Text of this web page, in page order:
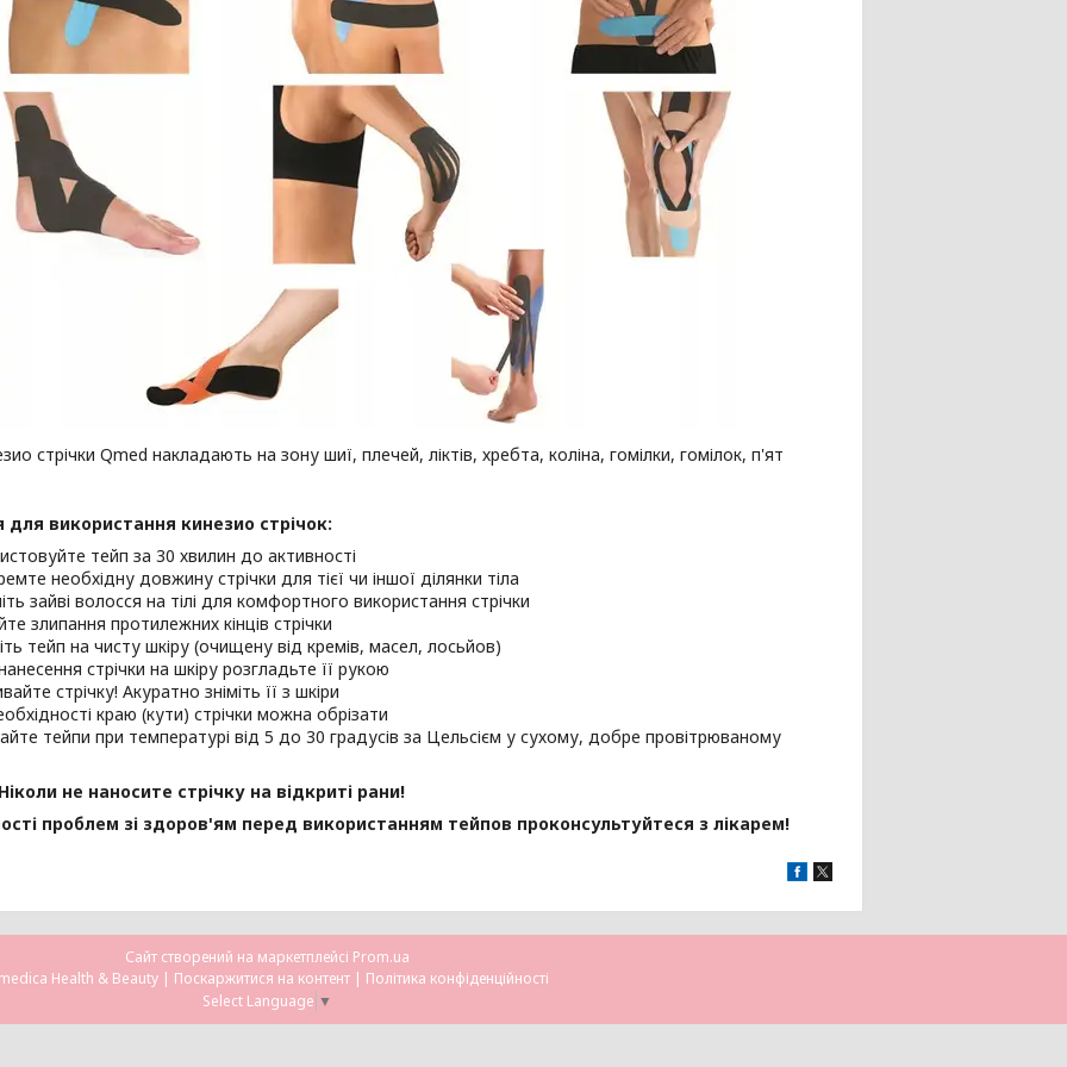
стрічки Qmed накладають на зону шиї, плечей, ліктів, хребта, коліна, гомілки, гомілок, п'ят
для використання кинезио стрічок:
тейп за 30 хвилин до активності
необхідну довжину стрічки для тієї чи іншої ділянки тіла
зайві волосся на тілі для комфортного використання стрічки
злипання протилежних кінців стрічки
тейп на чисту шкіру (очищену від кремів, масел, лосьйов)
стрічки на шкіру розгладьте її рукою
стрічку! Акуратно зніміть її з шкіри
краю (кути) стрічки можна обрізати
тейпи при температурі від 5 до 30 градусів за Цельсієм у сухому, добре провітрюваному
не наносите стрічку на відкриті рани!
проблем зі здоров'ям перед використанням тейпов проконсультуйтеся з лікарем!
Сайт створений на маркетплейсі Prom.ua
Omedica Health & Beauty | Поскаржитися на контент | Політика конфіденційності
Select Language ▼